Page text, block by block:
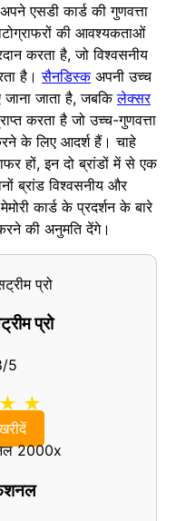
एसडी कार्ड की गुणवत्ता
की आवश्यकताओं
करता है, जो विश्वसनीय
है।सैनडिस्कअपनी उच्च
जाना जाता है, जबकिलेक्सर
करता है जो उच्च-गुणवत्ता
के लिए आदर्श हैं। चाहे
हों, इन दो ब्रांडों में से एक
ब्रांड विश्वसनीय और
कार्ड के प्रदर्शन के बारे
की अनुमति देंगे।
प्रो
5
★